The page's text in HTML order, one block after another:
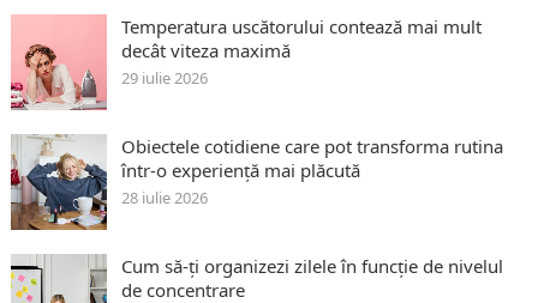
Temperatura uscătorului contează mai mult
decât viteza maximă
29 iulie 2026
Obiectele cotidiene care pot transforma rutina
într-o experiență mai plăcută
28 iulie 2026
Cum să-ți organizezi zilele în funcție de nivelul
de concentrare